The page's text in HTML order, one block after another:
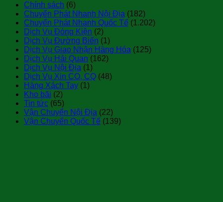
Chính sách (6)
Chuyển Phát Nhanh Nội Địa (182)
Chuyển Phát Nhanh Quốc Tế (1.202)
Dịch Vụ Đóng Kiện (2)
Dịch Vụ Đường Biển (1)
Dịch Vụ Giao Nhận Hàng Hóa (125)
Dịch Vụ Hải Quan (162)
Dịch Vụ Nội Địa (1)
Dịch Vụ Xin CO, CQ (48)
Hàng Xách Tay (1)
Kho bãi (2)
Tin tức (65)
Vận Chuyển Nội Địa (22)
Vận Chuyển Quốc Tế (139)